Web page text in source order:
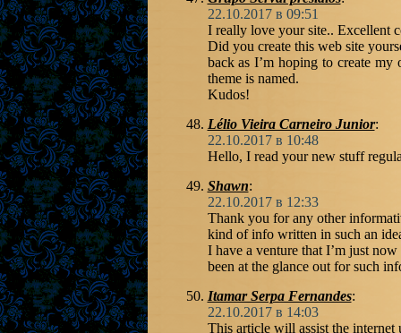
22.10.2017 в 09:51
I really love your site.. Excellent
Did you create this web site
back as I’m hoping to create
theme is named.
Kudos!
Lélio Vieira Carneiro Junior:
22.10.2017 в 10:48
Hello, I read your new stuff
Shawn:
22.10.2017 в 12:33
Thank you for any other
kind of info written in such an
I have a venture that I’m just
been at the glance out for such
Itamar Serpa Fernandes:
22.10.2017 в 14:03
This article will assist the internet